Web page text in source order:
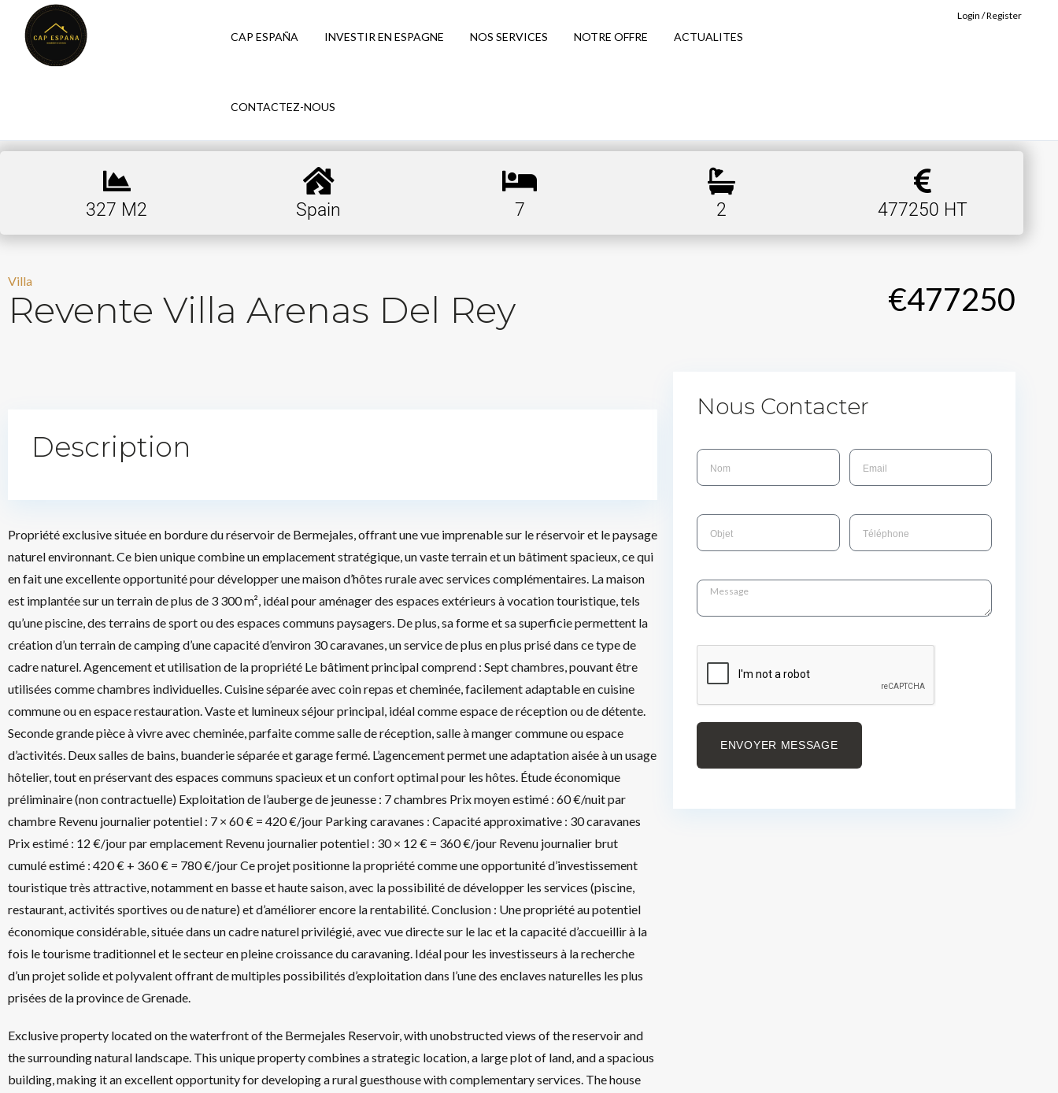
CAP ESPAÑA INVESTIR EN ESPAGNE NOS SERVICES NOTRE OFFRE ACTUALITES
CONTACTEZ-NOUS
Login / Register
327 M2 Spain 7 2 477250 HT
Villa
Revente Villa Arenas Del Rey €477250
Description
Propriété exclusive située en bordure du réservoir de Bermejales, offrant une vue imprenable sur le réservoir et le paysage
naturel environnant. Ce bien unique combine un emplacement stratégique, un vaste terrain et un bâtiment spacieux, ce qui
en fait une excellente opportunité pour développer une maison d’hôtes rurale avec services complémentaires. La maison
est implantée sur un terrain de plus de 3 300 m², idéal pour aménager des espaces extérieurs à vocation touristique, tels
qu’une piscine, des terrains de sport ou des espaces communs paysagers. De plus, sa forme et sa superficie permettent la
création d’un terrain de camping d’une capacité d’environ 30 caravanes, un service de plus en plus prisé dans ce type de
cadre naturel. Agencement et utilisation de la propriété Le bâtiment principal comprend : Sept chambres, pouvant être
utilisées comme chambres individuelles. Cuisine séparée avec coin repas et cheminée, facilement adaptable en cuisine
commune ou en espace restauration. Vaste et lumineux séjour principal, idéal comme espace de réception ou de détente.
Seconde grande pièce à vivre avec cheminée, parfaite comme salle de réception, salle à manger commune ou espace
d’activités. Deux salles de bains, buanderie séparée et garage fermé. L’agencement permet une adaptation aisée à un usage
hôtelier, tout en préservant des espaces communs spacieux et un confort optimal pour les hôtes. Étude économique
préliminaire (non contractuelle) Exploitation de l’auberge de jeunesse : 7 chambres Prix moyen estimé : 60 €/nuit par
chambre Revenu journalier potentiel : 7 × 60 € = 420 €/jour Parking caravanes : Capacité approximative : 30 caravanes
Prix estimé : 12 €/jour par emplacement Revenu journalier potentiel : 30 × 12 € = 360 €/jour Revenu journalier brut
cumulé estimé : 420 € + 360 € = 780 €/jour Ce projet positionne la propriété comme une opportunité d’investissement
touristique très attractive, notamment en basse et haute saison, avec la possibilité de développer les services (piscine,
restaurant, activités sportives ou de nature) et d’améliorer encore la rentabilité. Conclusion : Une propriété au potentiel
économique considérable, située dans un cadre naturel privilégié, avec vue directe sur le lac et la capacité d’accueillir à la
fois le tourisme traditionnel et le secteur en pleine croissance du caravaning. Idéal pour les investisseurs à la recherche
d’un projet solide et polyvalent offrant de multiples possibilités d’exploitation dans l’une des enclaves naturelles les plus
prisées de la province de Grenade.
Exclusive property located on the waterfront of the Bermejales Reservoir, with unobstructed views of the reservoir and
the surrounding natural landscape. This unique property combines a strategic location, a large plot of land, and a spacious
building, making it an excellent opportunity for developing a rural guesthouse with complementary services. The house
Nous Contacter
ENVOYER MESSAGE
LOGIN
No apps configured. Please contact
your administrator.